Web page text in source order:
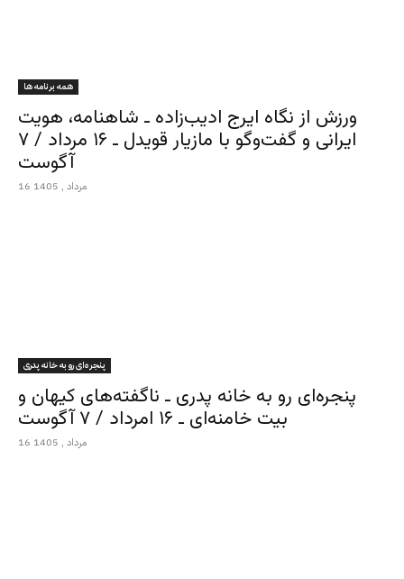
همه برنامه ها
ورزش از نگاه ایرج ادیب‌زاده ـ شاهنامه، هویت
ایرانی و گفت‌وگو با مازیار قویدل ـ ۱۶ مرداد / ۷
آگوست
16 مرداد , 1405
پنجره‌ای رو به خانه پدری
پنجره‌ای رو به خانه پدری ـ ناگفته‌های کیهان و
بیت خامنه‌ای ـ ۱۶ امرداد / ۷ آگوست
16 مرداد , 1405